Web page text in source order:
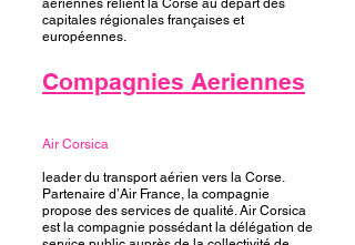
aériennes relient la Corse au départ des
capitales régionales françaises et
européennes.
Compagnies Aeriennes
Air Corsica
leader du transport aérien vers la Corse.
Partenaire d’Air France, la compagnie
propose des services de qualité. Air Corsica
est la compagnie possédant la délégation de